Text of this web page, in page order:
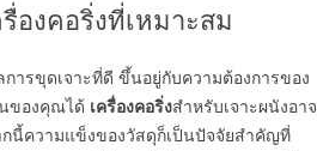
องคอริ่งที่เหมาะสม
การขุดเจาะที่ดี ขึ้นอยู่กับความต้องการของ
ของคุณได้ เครื่องคอริ่งสำหรับเจาะผนังอาจ
นี้ความแข็งของวัสดุก็เป็นปัจจัยสำคัญที่